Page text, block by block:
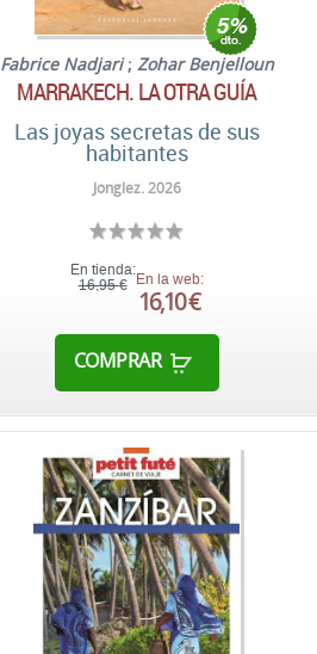
Fabrice Nadjari; Zohar Benjelloun
MARRAKECH. LA OTRA GUÍA
Las joyas secretas de sus
habitantes
Jonglez. 2026
En tienda:
16,95 € En la web:
16,10 €
COMPRAR